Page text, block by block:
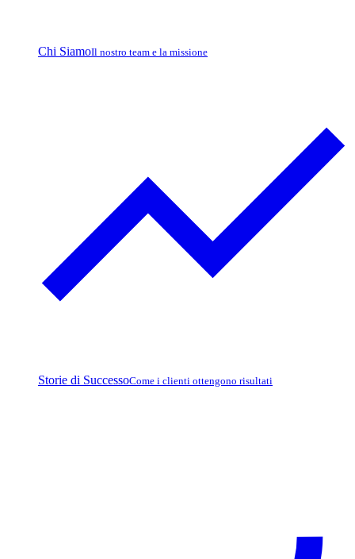
Chi SiamoIl nostro team e la missione
Storie di SuccessoCome i clienti ottengono risultati